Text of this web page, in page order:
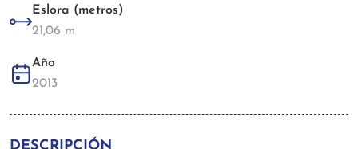
Eslora (metros)
21,06 m
Año
2013